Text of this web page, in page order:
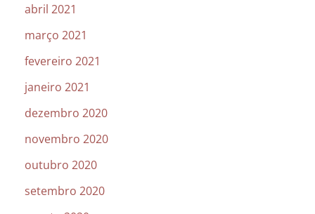
abril 2021
março 2021
fevereiro 2021
janeiro 2021
dezembro 2020
novembro 2020
outubro 2020
setembro 2020